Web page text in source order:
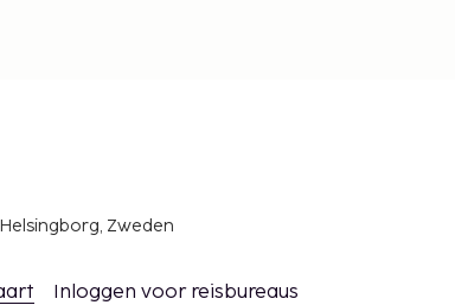
Zweden
Inloggen voor reisbureaus